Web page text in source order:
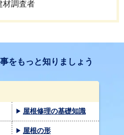
材調査者
をもっと知りましょう
屋根修理の基礎知識
屋根の形